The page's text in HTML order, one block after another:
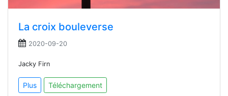
La croix bouleverse
2020-09-20
Jacky Firn
Plus Téléchargement